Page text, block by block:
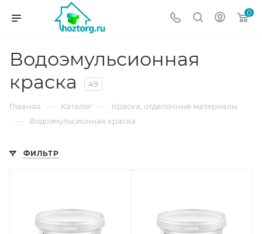
0
Водоэмульсионная
краска
49
Главная — Каталог — Краска, отделочные материалы
— Водоэмульсионная краска
ФИЛЬТР